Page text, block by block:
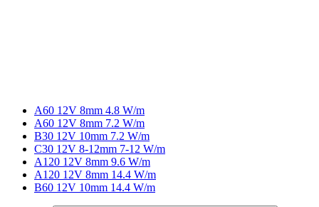
A60 12V 8mm 4.8 W/m
A60 12V 8mm 7.2 W/m
B30 12V 10mm 7.2 W/m
C30 12V 8-12mm 7-12 W/m
A120 12V 8mm 9.6 W/m
A120 12V 8mm 14.4 W/m
B60 12V 10mm 14.4 W/m